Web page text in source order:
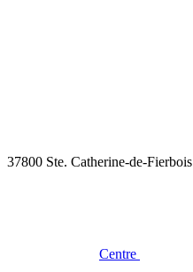
37800 Ste. Catherine-de-Fierbois
Centre